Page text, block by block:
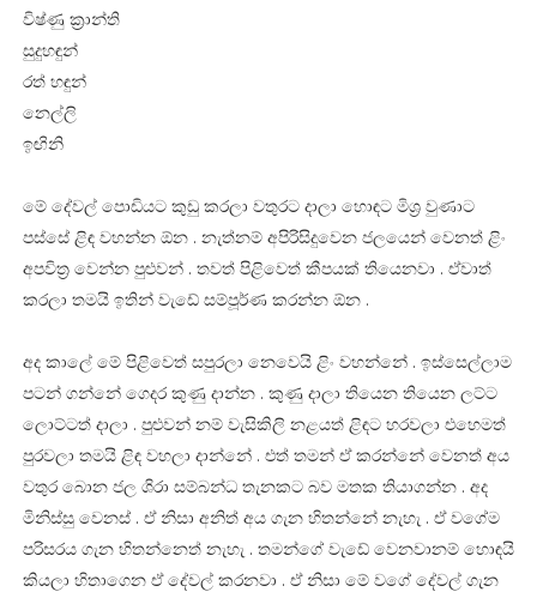
විෂ්ණු ක්‍රාන්ති
සුදුහඳුන්
රත් හඳුන්
නෙල්ලි
ඉඟිනි
මේ දේවල් පොඩියට කුඩු කරලා වතුරට දාලා හොඳට මිශ්‍ර වුණාට
පස්සේ ළිඳ වහන්න ඕන . නැත්නම් අපිරිසිදුවෙන ජලයෙන් වෙනත් ළිං
අපවිත්‍ර වෙන්න පුළුවන් . තවත් පිළිවෙත් කීපයක් තියෙනවා . ඒවාත්
කරලා තමයි ඉතින් වැඩේ සම්පූර්ණ කරන්න ඕන .
අද කාලේ මේ පිළිවෙත් සපුරලා නෙවෙයි ළිං වහන්නේ . ඉස්සෙල්ලාම
පටන් ගන්නේ ගෙදර කුණු දාන්න . කුණු දාලා තියෙන තියෙන ලට්ට
ලොට්ටත් දාලා . පුළුවන් නම් වැසිකිලි නළයත් ළිඳට හරවලා එහෙමත්
පුරවලා තමයි ළිඳ වහලා දාන්නේ . එත් තමන් ඒ කරන්නේ වෙනත් අය
වතුර බොන ජල ශිරා සම්බන්ධ තැනකට බව මතක තියාගන්න . අද
මිනිස්සු වෙනස් . ඒ නිසා අනිත් අය ගැන හිතන්නේ නැහැ . ඒ වගේම
පරිසරය ගැන හිතන්නෙත් නැහැ . තමන්ගේ වැඩේ වෙනවානම් හොඳයි
කියලා හිතාගෙන ඒ දේවල් කරනවා . ඒ නිසා මේ වගේ දේවල් ගැන